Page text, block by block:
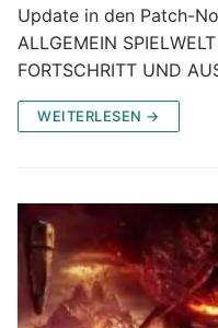
Update in den Patch-
ALLGEMEIN
FORTSCHRITT UND
WEITERLESEN →